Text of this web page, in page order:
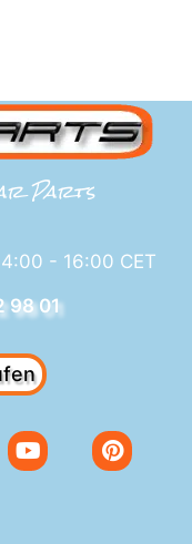
Parts
- 16:00 CET
98 01